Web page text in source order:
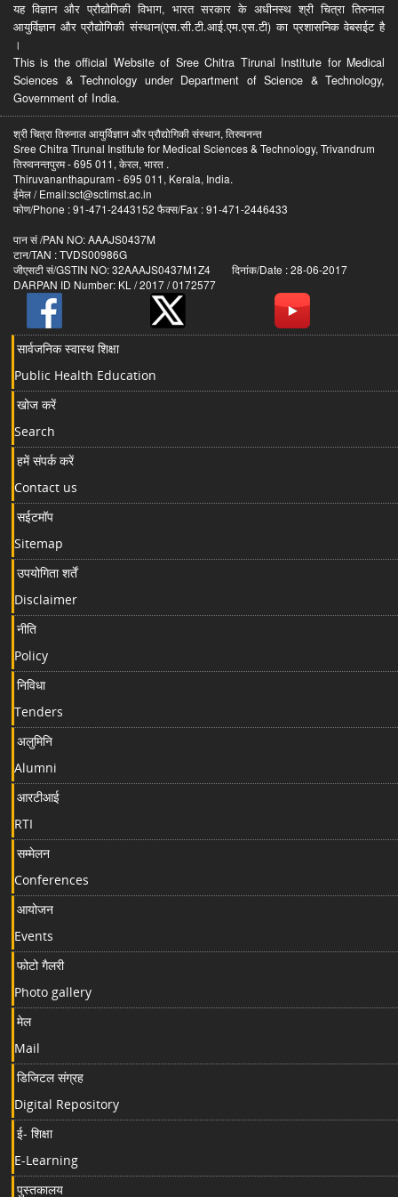
यह विज्ञान और प्रौद्योगिकी विभाग, भारत सरकार के अधीनस्थ श्री चित्रा तिरुनाल
आयुर्विज्ञान और प्रौद्योगिकी संस्थान(एस.सी.टी.आई.एम.एस.टी) का प्रशासनिक वेबसईट है
।
This is the official Website of Sree Chitra Tirunal Institute for Medical
Sciences & Technology under Department of Science & Technology,
Government of India.
श्री चित्रा तिरुनाल आयुर्विज्ञान और प्रौद्योगिकी संस्थान, तिरुवनन्त
Sree Chitra Tirunal Institute for Medical Sciences & Technology, Trivandrum
तिरुवनन्तपुरम - 695 011, केरल, भारत .
Thiruvananthapuram - 695 011, Kerala, India.
ईमेल / Email:sct@sctimst.ac.in
फोण/Phone : 91-471-2443152 फैक्स/Fax : 91-471-2446433
पान सं /PAN NO: AAAJS0437M
टान/TAN : TVDS00986G
जीएसटी सं/GSTIN NO: 32AAAJS0437M1Z4 दिनांक/Date : 28-06-2017
DARPAN ID Number: KL / 2017 / 0172577
सार्वजनिक स्वास्थ शिक्षा
Public Health Education
खोज करें
Search
हमें संपर्क करें
Contact us
सईटमॉप
Sitemap
उपयोगिता शर्तें
Disclaimer
नीति
Policy
निविधा
Tenders
अलुमिनि
Alumni
आरटीआई
RTI
सम्मेलन
Conferences
आयोजन
Events
फोटो गैलरी
Photo gallery
मेल
Mail
डिजिटल संग्रह
Digital Repository
ई- शिक्षा
E-Learning
पुस्तकालय